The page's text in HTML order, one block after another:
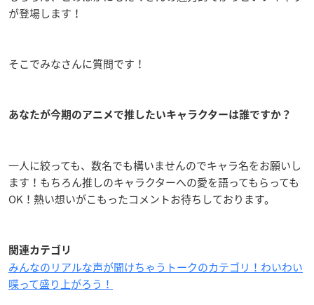
が登場します！
そこでみなさんに質問です！
あなたが今期のアニメで推したいキャラクターは誰ですか？
一人に絞っても、数名でも構いませんのでキャラ名をお願いし
ます！もちろん推しのキャラクターへの愛を語ってもらっても
OK！熱い想いがこもったコメントお待ちしております。
関連カテゴリ
みんなのリアルな声が聞けちゃうトークのカテゴリ！わいわい
喋って盛り上がろう！